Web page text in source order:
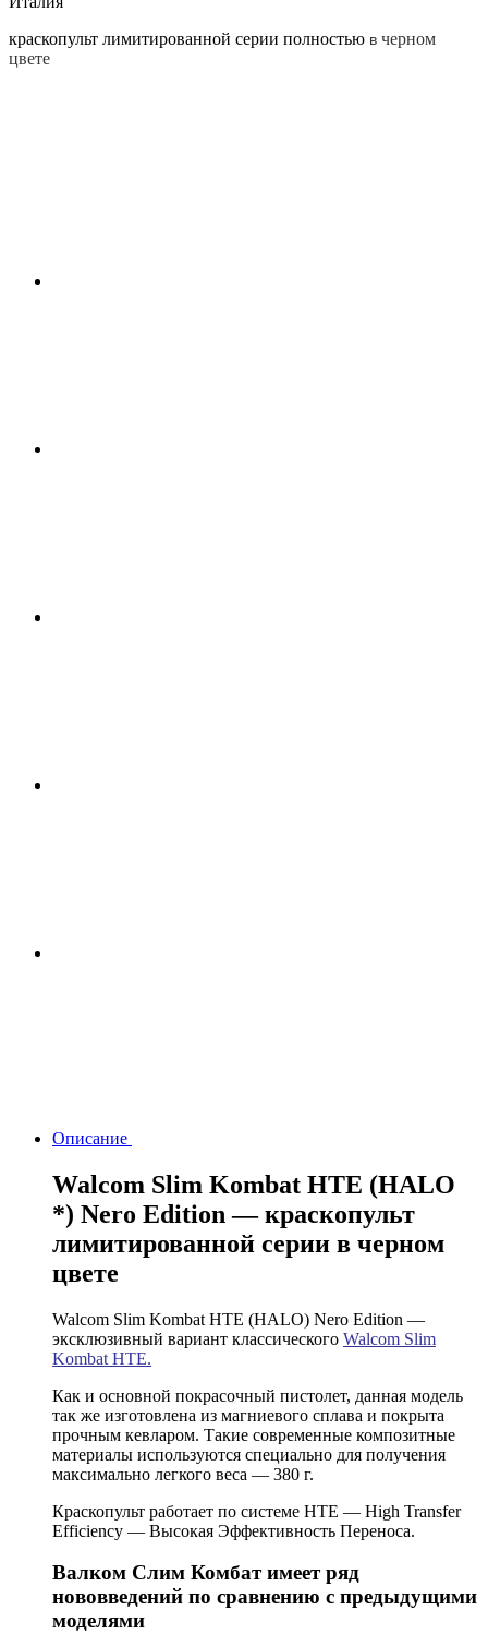
краскопульт лимитированной серии полностью в черном
цвете
Описание
Walcom Slim Kombat HTE (HALO
*) Nero Edition — краскопульт
лимитированной серии в черном
цвете
Walcom Slim Kombat HTE (HALO) Nero Edition —
эксклюзивный вариант классического Walcom Slim
Kombat HTE.
Как и основной покрасочный пистолет, данная модель
так же изготовлена из магниевого сплава и покрыта
прочным кевларом. Такие современные композитные
материалы используются специально для получения
максимально легкого веса — 380 г.
Краскопульт работает по системе HTE — High Transfer
Efficiency — Высокая Эффективность Переноса.
Валком Слим Комбат имеет ряд
нововведений по сравнению с предыдущими
моделями